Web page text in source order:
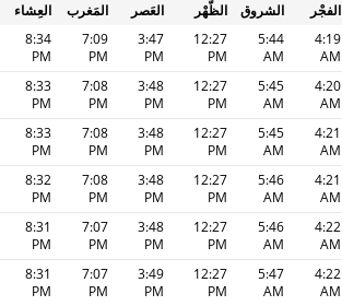
الفجْر الشروق الظُّهْر العَصر المَغرب
العِشاء
4:19
AM
5:44
AM
12:27
PM
3:47
PM
7:09
PM
8:34
PM
4:20
AM
5:45
AM
12:27
PM
3:48
PM
7:08
PM
8:33
PM
4:21
AM
5:45
AM
12:27
PM
3:48
PM
7:08
PM
8:33
PM
4:21
AM
5:46
AM
12:27
PM
3:48
PM
7:08
PM
8:32
PM
4:22
AM
5:46
AM
12:27
PM
3:48
PM
7:07
PM
8:31
PM
4:22
AM
5:47
AM
12:27
PM
3:49
PM
7:07
PM
8:31
PM